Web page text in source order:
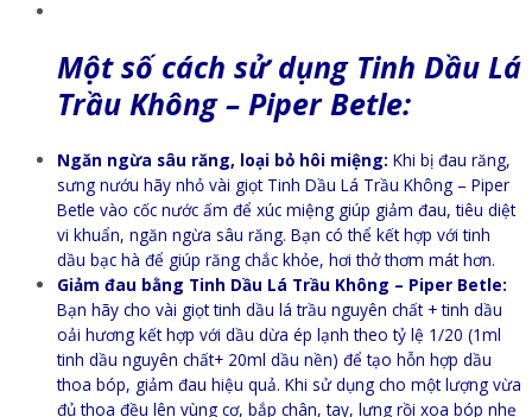
Một số cách sử dụng Tinh Dầu Lá
Trầu Không – Piper Betle:
Ngăn ngừa sâu răng, loại bỏ hôi miệng: Khi bị đau răng,
sưng nướu hãy nhỏ vài giọt Tinh Dầu Lá Trầu Không – Piper
Betle vào cốc nước ấm để xúc miệng giúp giảm đau, tiêu diệt
vi khuẩn, ngăn ngừa sâu răng. Bạn có thể kết hợp với tinh
dầu bạc hà để giúp răng chắc khỏe, hơi thở thơm mát hơn.
Giảm đau bằng Tinh Dầu Lá Trầu Không – Piper Betle:
Bạn hãy cho vài giọt tinh dầu lá trầu nguyên chất + tinh dầu
oải hương kết hợp với dầu dừa ép lạnh theo tỷ lệ 1/20 (1ml
tinh dầu nguyên chất+ 20ml dầu nền) để tạo hỗn hợp dầu
thoa bóp, giảm đau hiệu quả. Khi sử dụng cho một lượng vừa
đủ thoa đều lên vùng cơ, bắp chân, tay, lưng rồi xoa bóp nhẹ